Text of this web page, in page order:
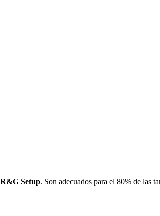
R&G Setup. Son adecuados para el 80% de las